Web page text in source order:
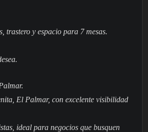
y espacio para 7 mesas.
El Palmar, con excelente visibilidad
ideal para negocios que busquen